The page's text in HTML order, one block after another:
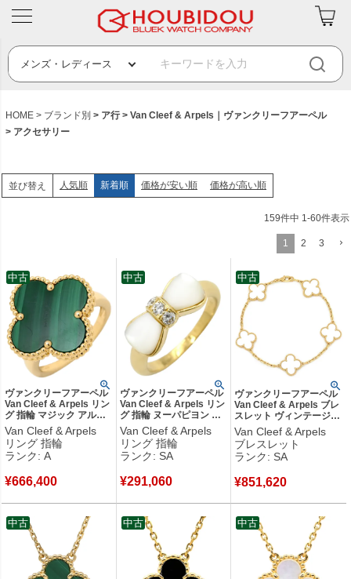
HOME ブランド別 ア行
Van Cleef & Arpels｜ヴァンクリーフアーペル
アクセサリー
並び替え 人気順 新着順 価格が安い順 価格が高い順
159件中 1-60件表示
1 2 3
ヴァンクリーフアーペル
Van Cleef & Arpels リン
グ 指輪 マジック アルハ
ンブラ グリーン×イエロ
ーゴールド #57(JP17)
Au750 18金 マラカイト
16号 VCAR03AV00 【中
Van Cleef & Arpels
リング 指輪
ランク: A
¥666,400
中古
ヴァンクリーフアーペル
Van Cleef & Arpels リン
グ 指輪 ヌーパピヨン ホ
ワイトXイエローゴール
ド ダイヤ ホワイトシェ
ル 蝶 10号 【修理証明
書】 【中古】新品同様品
Van Cleef & Arpels
リング 指輪
ランク: SA
¥291,060
中古
ヴァンクリーフアーペル
Van Cleef & Arpels ブレ
スレット ヴィンテージア
ルハンブラ 5モチーフ パ
ールホワイト×イエロー
ゴールド 白 750 18K YG
シェル VCARA41800
同様品
Van Cleef & Arpels
ブレスレット
ランク: SA
¥851,620
中古
中古 中古 中古